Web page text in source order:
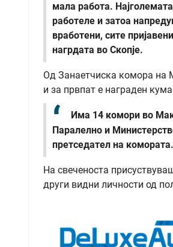
мала работа.
работеле и затоа
вработени, сите
нагрдата во Скопје.
Од Занаетчиска комора на
и за првпат е награден
Има 14 комори во
Паралелно и
претседател на комората.
На свеченоста
други видни личности од